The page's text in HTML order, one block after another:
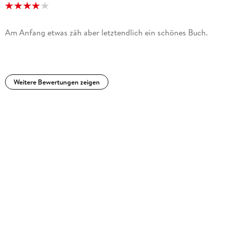
Am Anfang etwas zäh aber letztendlich ein schönes Buch.
Weitere Bewertungen zeigen